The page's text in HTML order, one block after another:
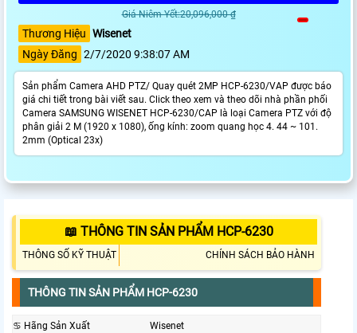
Giá Niêm Yết:20,096,000 ₫
Thương Hiệu Wisenet
Ngày Đăng 2/7/2020 9:38:07 AM
Sản phẩm Camera AHD PTZ/ Quay quét 2MP HCP-6230/VAP được báo
giá chi tiết trong bài viết sau. Click theo xem và theo dõi nhà phần phối
Camera SAMSUNG WISENET HCP-6230/CAP là loại Camera PTZ với độ
phân giải 2 M (1920 x 1080), ống kính: zoom quang học 4. 44 ~ 101.
2mm (Optical 23x)
📖 THÔNG TIN SẢN PHẨM HCP-6230
THÔNG SỐ KỸ THUẬT CHÍNH SÁCH BẢO HÀNH
THÔNG TIN SẢN PHẨM HCP-6230
♋ Hãng Sản Xuất
Wisenet